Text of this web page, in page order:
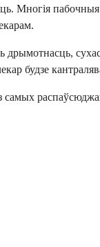
Многія
будзе
самых